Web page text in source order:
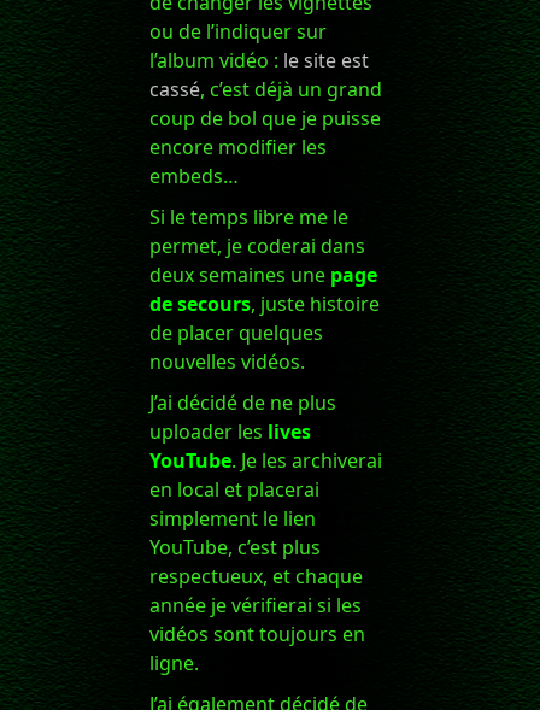
ou de l’indiquer sur
l’album vidéo : le site est
cassé, c’est déjà un grand
coup de bol que je puisse
encore modifier les
embeds…
Si le temps libre me le
permet, je coderai dans
deux semaines une page
de secours, juste histoire
de placer quelques
nouvelles vidéos.
J’ai décidé de ne plus
uploader les lives
YouTube. Je les archiverai
en local et placerai
simplement le lien
YouTube, c’est plus
respectueux, et chaque
année je vérifierai si les
vidéos sont toujours en
ligne.
J’ai également décidé de